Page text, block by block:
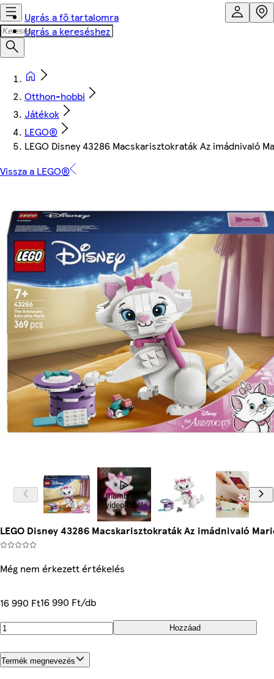
Ugrás a fő tartalomra
Ugrás a kereséshez
Otthon-hobbi
Játékok
LEGO®
LEGO Disney 43286 Macskarisztokraták Az imádnivaló
Vissza a LEGO®
thumbnail-
video-label
LEGO Disney 43286 Macskarisztokraták Az imádnivaló
Még nem érkezett értékelés
16 990 Ft16 990 Ft/db
Hozzáad
Termék megnevezés